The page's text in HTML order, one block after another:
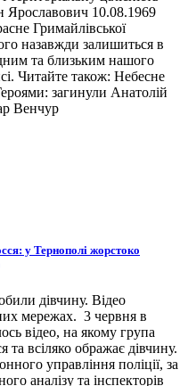
Ярославович 10.08.1969
Гримайлівської
назавжди залишиться в
та близьким нашого
Читайте також: Небесне
загинули Анатолій
Венчур
у Тернополі жорстоко
дівчину. Відео
мережах. 3 червня в
відео, на якому група
та всіляко ображає дівчину.
управління поліції, за
аналізу та інспекторів